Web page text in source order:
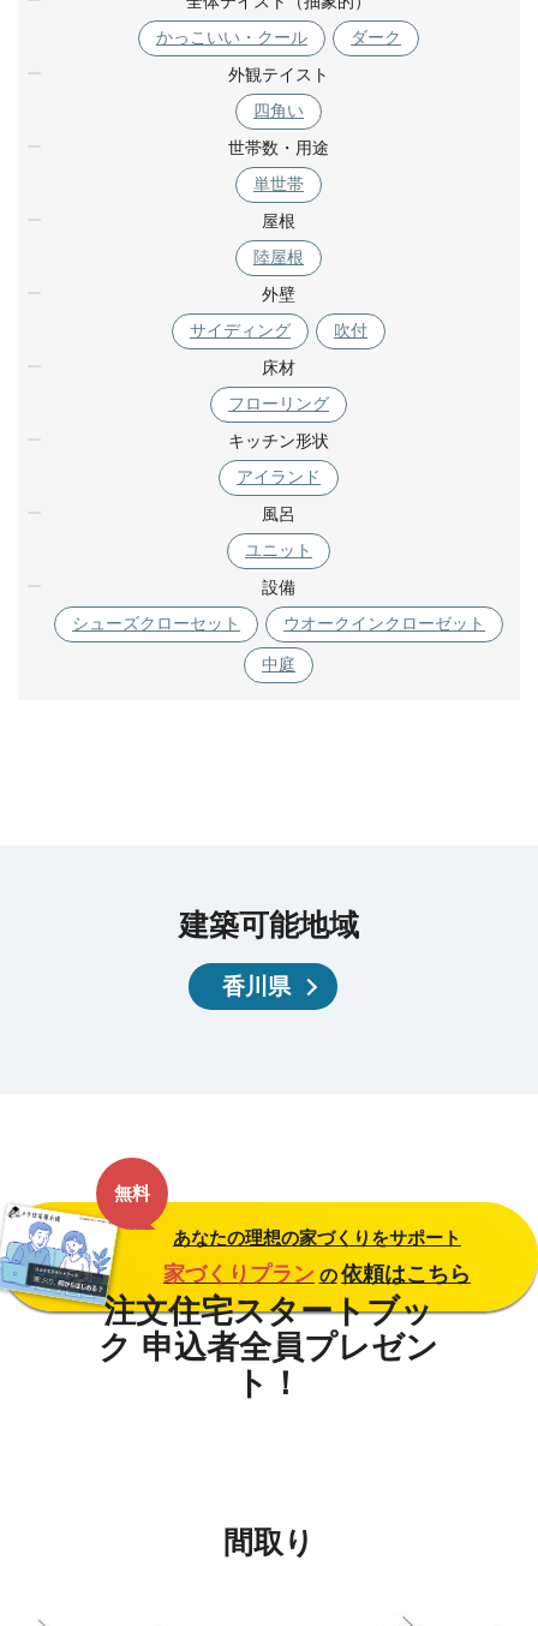
かっこいい・クール
ダーク
外観テイスト
四角い
世帯数・用途
単世帯
屋根
陸屋根
外壁
サイディング
吹付
床材
フローリング
キッチン形状
アイランド
風呂
ユニット
設備
シューズクローセット
ウオークインクローゼット
中庭
建築可能地域
香川県
無料
あなたの理想の家づくりをサポート
家づくりプラン の 依頼はこちら
間取り